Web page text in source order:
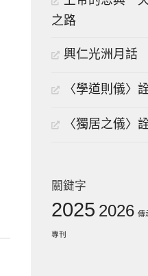
之路
興仁光洲月話
〈學道則儀〉
〈獨居之儀〉
關鍵字
2025 2026 傳
專刊